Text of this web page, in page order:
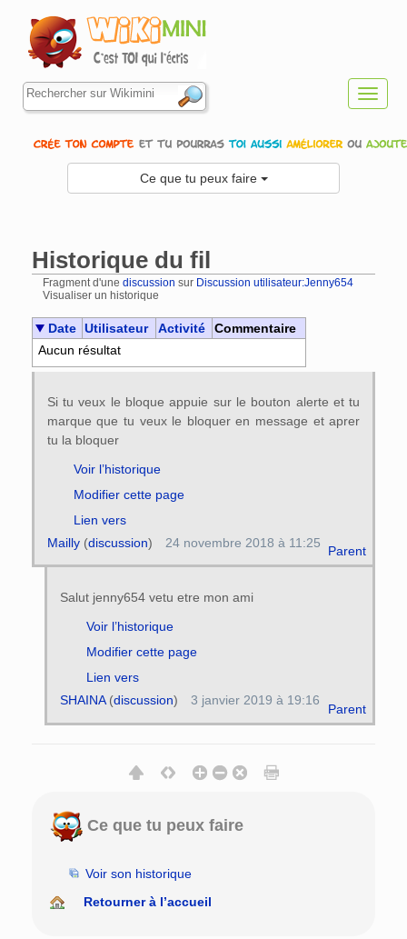
Ce que tu peux faire
Historique du fil
Fragment d'une discussion sur Discussion utilisateur:Jenny654
Visualiser un historique
Date Utilisateur Activité
Commentaire
Aucun résultat
Si tu veux le bloque appuie sur le bouton alerte et tu
marque que tu veux le bloquer en message et aprer
tu la bloquer
Parent
Voir l’historique
Modifier cette page
Lien vers
Mailly(discussion) 24 novembre 2018 à 11:25
Salut jenny654 vetu etre mon ami
Parent
Voir l’historique
Modifier cette page
Lien vers
SHAINA(discussion) 3 janvier 2019 à 19:16
Ce que tu peux faire
Voir son historique
Retourner à l’accueil